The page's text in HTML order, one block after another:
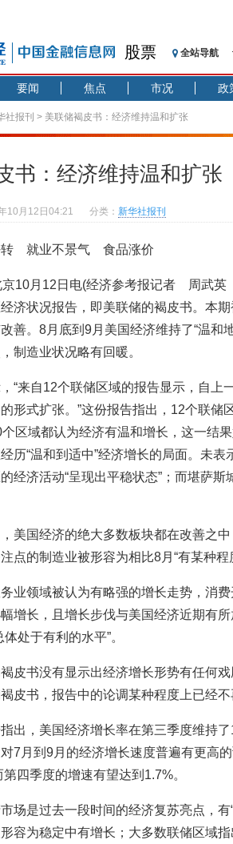
股票 全站导航
要闻 焦点 市况 政
社报刊 > 美联储褐皮书：经济维持温和扩张
书：经济维持温和扩张
10月12日04:21 分类： 新华社报刊
转 就业不景气 食品涨价
京10月12日电(经济参考报记者 周武
济状况报告，即美联储的褐皮书。本期
善。8月底到9月美国经济维持了“温和
制造业状况略有回暖。
“来自12个联储区域的报告显示，自上
形式扩张。”这份报告指出，12个联储
区域都认为经济有温和增长，这一结
历“温和到适中”经济增长的局面。未表
经济活动“呈现出平稳状态”；而堪萨斯
美国经济的绝大多数板块都在改善之
点的制造业被形容为相比8月“有某种程
业领域被认为有略强的增长走势，消
增长，且增长步伐与美国经济近期有
处于有利的水平”。
皮书没有显示出经济增长形势有任何
皮书，报告中的论调某种程度上已经不
出，美国经济增长率在第三季度维持
7月到9月的经济增长速度普遍有更高
四季度的增速有望达到1.7%。
场是过去一段时间的经济复苏亮点，有
容为稳定中有增长；大多数联储区域指